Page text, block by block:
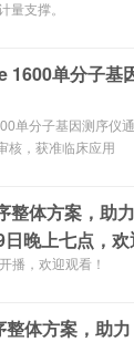
量支撑。
1600单分子基
单分子基因测序仪通
核，获准临床应用
整体方案，助力
晚上七点，
播，欢迎观看！
体方案，助力